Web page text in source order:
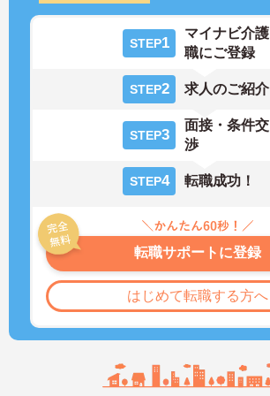
STEP1
マイナビ介護
職にご登録
STEP2 求人のご紹介
STEP3
面接・条件交
渉
STEP4 転職成功！
転職サポートに登録
はじめて転職する方へ